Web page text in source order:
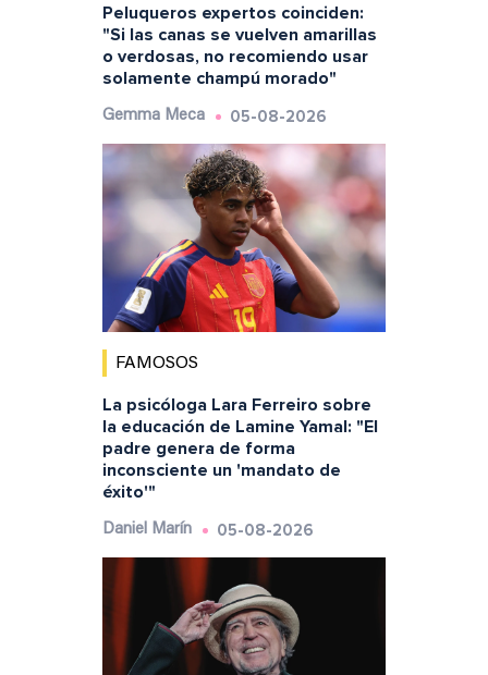
Peluqueros expertos coinciden:
"Si las canas se vuelven amarillas
o verdosas, no recomiendo usar
solamente champú morado"
Gemma Meca 05-08-2026
FAMOSOS
La psicóloga Lara Ferreiro sobre
la educación de Lamine Yamal: "El
padre genera de forma
inconsciente un 'mandato de
éxito'"
Daniel Marín 05-08-2026